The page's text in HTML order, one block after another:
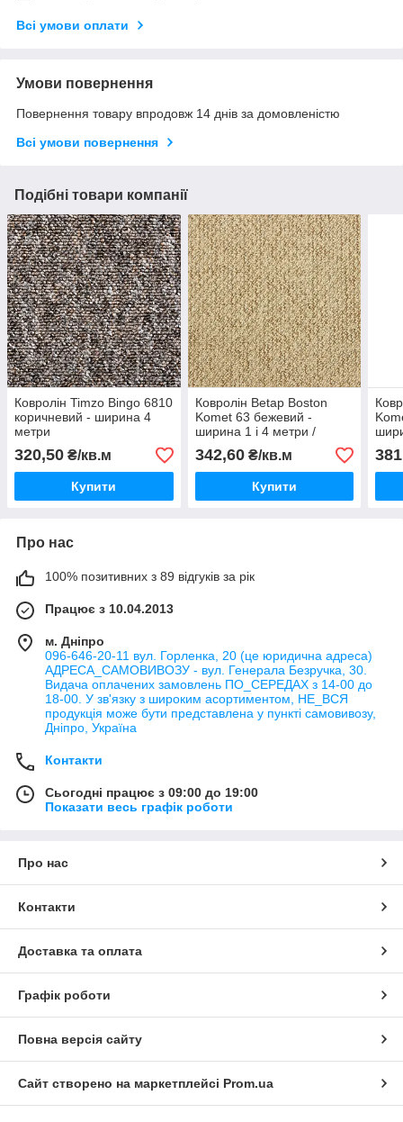
Всі умови оплати
Умови повернення
Повернення товару впродовж 14 днів за домовленістю
Всі умови повернення
Подібні товари компанії
Ковролін Timzo Bingo 6810
коричневий - ширина 4
метри
320,50 ₴/кв.м
Купити
Ковролін Betap Boston
Komet 63 бежевий -
ширина 1 і 4 метри /
безкоштовна доставка/
342,60₴/кв.м
Купити
Про нас
100% позитивних з 89 відгуків за рік
Працює з 10.04.2013
м. Дніпро
096-646-20-11 вул. Горленка, 20 (це юридична адреса)
АДРЕСА_САМОВИВОЗУ - вул. Генерала Безручка, 30.
Видача оплачених замовлень ПО_СЕРЕДАХ з 14-00 до
18-00. У зв'язку з широким асортиментом, НЕ_ВСЯ
продукція може бути представлена у пункті самовивозу,
Дніпро, Україна
Контакти
Сьогодні працює з 09:00 до 19:00
Показати весь графік роботи
Про нас
Контакти
Доставка та оплата
Графік роботи
Повна версія сайту
Сайт створено на маркетплейсі Prom.ua